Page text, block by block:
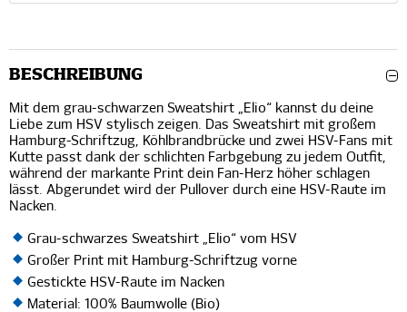
BESCHREIBUNG
Mit dem grau-schwarzen Sweatshirt „Elio“ kannst du deine
Liebe zum HSV stylisch zeigen. Das Sweatshirt mit großem
Hamburg-Schriftzug, Köhlbrandbrücke und zwei HSV-Fans mit
Kutte passt dank der schlichten Farbgebung zu jedem Outfit,
während der markante Print dein Fan-Herz höher schlagen
lässt. Abgerundet wird der Pullover durch eine HSV-Raute im
Nacken.
Grau-schwarzes Sweatshirt „Elio“ vom HSV
Großer Print mit Hamburg-Schriftzug vorne
Gestickte HSV-Raute im Nacken
Material: 100% Baumwolle (Bio)